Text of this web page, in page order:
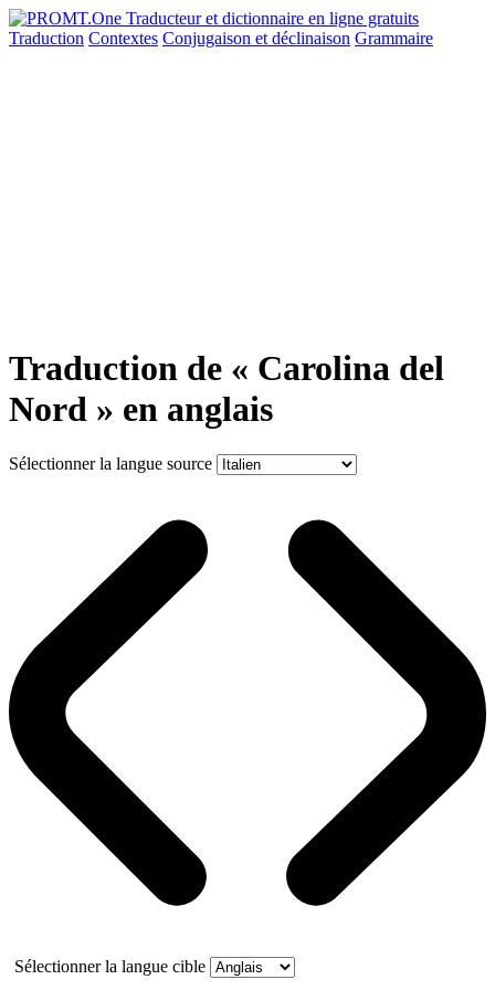
Traduction Contextes Conjugaison et déclinaison Grammaire
Traduction de « Carolina del
Nord » en anglais
Sélectionner la langue source
Sélectionner la langue cible